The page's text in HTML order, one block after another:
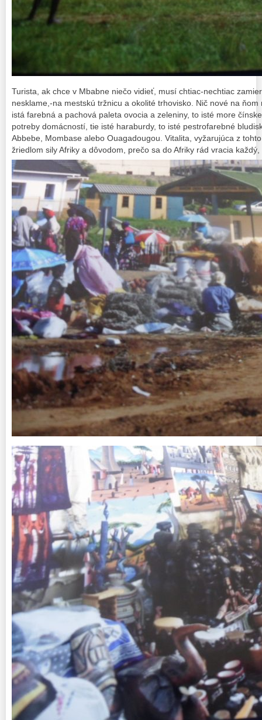
Turista, ak chce v Mbabne niečo vidieť, musí chtiac-nechtiac
nesklame,-na mestskú tržnicu a okolité trhovisko. Nič nové na
istá farebná a pachová paleta ovocia a zeleniny, to isté more
potreby domácností, tie isté haraburdy, to isté pestrofarebné
Abbebe, Mombase alebo Ouagadougou. Vitalita, vyžarujúca z
žriedlom sily Afriky a dôvodom, prečo sa do Afriky rád vracia